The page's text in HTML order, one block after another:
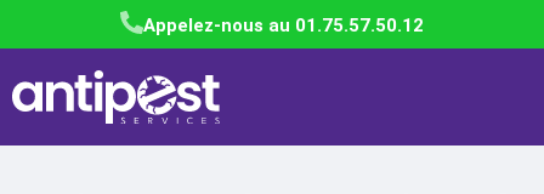
Appelez-nous au 01.75.57.50.12